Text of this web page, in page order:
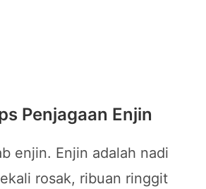
Penjagaan Enjin
enjin. Enjin adalah nadi
rosak, ribuan ringgit